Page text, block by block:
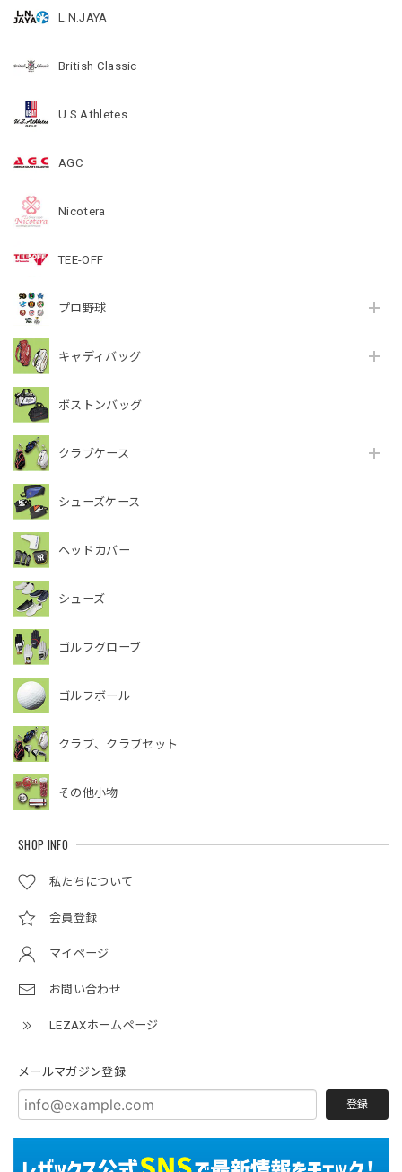
L.N.JAYA
British Classic
U.S.Athletes
AGC
Nicotera
TEE-OFF
プロ野球
キャディバッグ
ボストンバッグ
クラブケース
シューズケース
ヘッドカバー
シューズ
ゴルフグローブ
ゴルフボール
クラブ、クラブセット
その他小物
SHOP INFO
私たちについて
会員登録
マイページ
お問い合わせ
LEZAXホームページ
メールマガジン登録
登録